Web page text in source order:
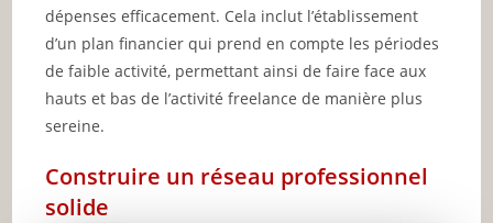
dépenses efficacement. Cela inclut l’établissement
d’un plan financier qui prend en compte les périodes
de faible activité, permettant ainsi de faire face aux
hauts et bas de l’activité freelance de manière plus
sereine.
Construire un réseau professionnel
solide